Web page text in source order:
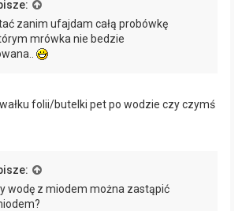
zanim ufajdam całą probówkę
mrówka nie bedzie
folii/butelki pet po wodzie czy czymś
wodę z miodem można zastąpić